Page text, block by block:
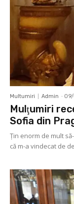
Multumiri Admin -
Mulţumiri
Sofia din
Ţin enorm de mult
că m-a vindecat de